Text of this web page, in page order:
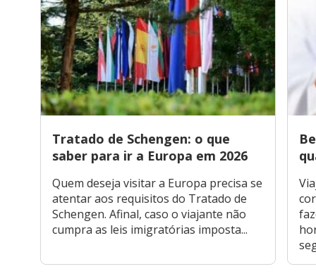
Tratado de Schengen: o que
saber para ir a Europa em 2026
Quem deseja visitar a Europa precisa se
atentar aos requisitos do Tratado de
Schengen. Afinal, caso o viajante não
cumpra as leis imigratórias imposta...